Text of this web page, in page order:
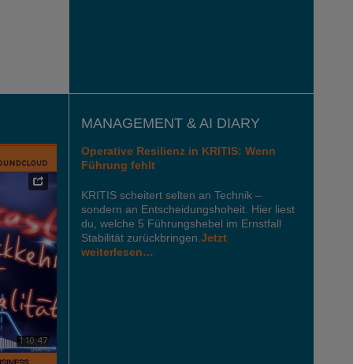
MANAGEMENT & AI DIARY
Operative Resilienz in KRITIS: Wenn
Führung fehlt
KRITIS scheitert selten an Technik –
sondern an Entscheidungshoheit. Hier liest
du, welche 5 Führungshebel im Ernstfall
Stabilität zurückbringen. Jetzt
weiterlesen…